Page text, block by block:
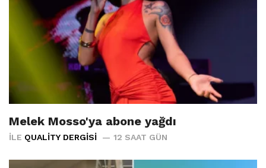
Melek Mosso'ya abone yağdı
İLE QUALITY DERGISI 12 SAAT GÜN